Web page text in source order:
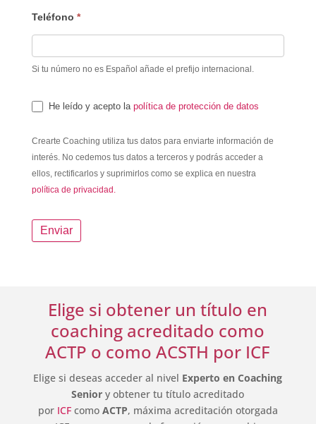
Teléfono *
Si tu número no es Español añade el prefijo internacional.
He leído y acepto la política de protección de datos
Crearte Coaching utiliza tus datos para enviarte información de
interés. No cedemos tus datos a terceros y podrás acceder a
ellos, rectificarlos y suprimirlos como se explica en nuestra
política de privacidad.
Enviar
Elige si obtener un título en
coaching acreditado como
ACTP o como ACSTH por ICF
Elige si deseas acceder al nivel Experto en Coaching
Seniory obtener tu título acreditado
por ICFcomo ACTP, máxima acreditación otorgada